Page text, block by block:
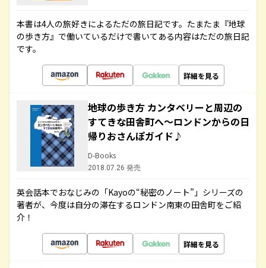
本書は4人の旅好きによるただの旅日記です。たまたま『地球
の歩き方』で働いているだけで書いてある内容はただの旅日記
です。
詳細を見る
地球の歩き方 カンタベリーと周辺の
すてきな田舎町へ～ロンドンからの日
帰りおさんぽガイド♪
D-Books
2018.07.26 発売
英会話本でおなじみの「Kayoの“秘密のノート”」シリーズの
著者が、今度は自分の滞在するロンドン南東の田舎町をご紹
介！
詳細を見る